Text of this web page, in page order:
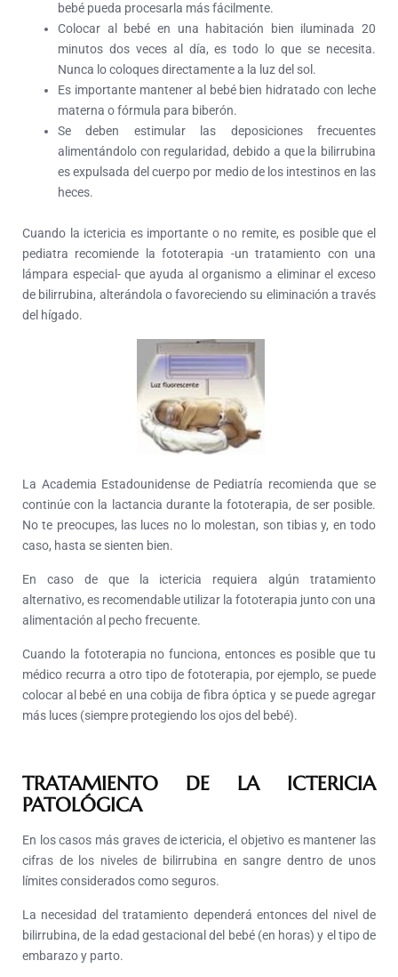
bebé pueda procesarla más fácilmente.
Colocar al bebé en una habitación bien iluminada 20
minutos dos veces al día, es todo lo que se necesita.
Nunca lo coloques directamente a la luz del sol.
Es importante mantener al bebé bien hidratado con leche
materna o fórmula para biberón.
Se deben estimular las deposiciones frecuentes
alimentándolo con regularidad, debido a que la bilirrubina
es expulsada del cuerpo por medio de los intestinos en las
heces.
Cuando la ictericia es importante o no remite, es posible que el
pediatra recomiende la fototerapia -un tratamiento con una
lámpara especial- que ayuda al organismo a eliminar el exceso
de bilirrubina, alterándola o favoreciendo su eliminación a través
del hígado.
La Academia Estadounidense de Pediatría recomienda que se
continúe con la lactancia durante la fototerapia, de ser posible.
No te preocupes, las luces no lo molestan, son tibias y, en todo
caso, hasta se sienten bien.
En caso de que la ictericia requiera algún tratamiento
alternativo, es recomendable utilizar la fototerapia junto con una
alimentación al pecho frecuente.
Cuando la fototerapia no funciona, entonces es posible que tu
médico recurra a otro tipo de fototerapia, por ejemplo, se puede
colocar al bebé en una cobija de fibra óptica y se puede agregar
más luces (siempre protegiendo los ojos del bebé).
TRATAMIENTO DE LA ICTERICIA
PATOLÓGICA
En los casos más graves de ictericia, el objetivo es mantener las
cifras de los niveles de bilirrubina en sangre dentro de unos
límites considerados como seguros.
La necesidad del tratamiento dependerá entonces del nivel de
bilirrubina, de la edad gestacional del bebé (en horas) y el tipo de
embarazo y parto.